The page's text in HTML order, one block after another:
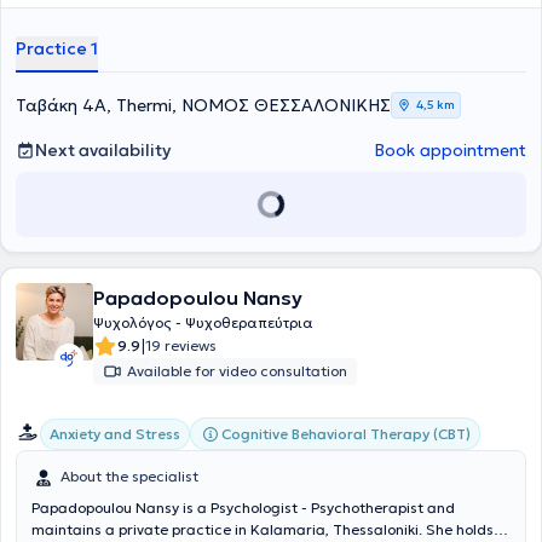
Practice 1
Ταβάκη 4Α, Thermi, ΝΟΜΟΣ ΘΕΣΣΑΛΟΝΙΚΗΣ 4,5 km
Next availability Book appointment
Papadopoulou Nansy
Ψυχολόγος - Ψυχοθεραπεύτρια
9.9|19 reviews
Available for video consultation
Anxiety and Stress Cognitive Behavioral Therapy (CBT)
About the specialist
Papadopoulou Nansy is a Psychologist - Psychotherapist and
maintains a private practice in Kalamaria, Thessaloniki. She holds a